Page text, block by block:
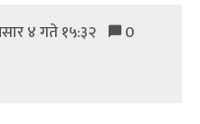
४ गते १५:३२ 0